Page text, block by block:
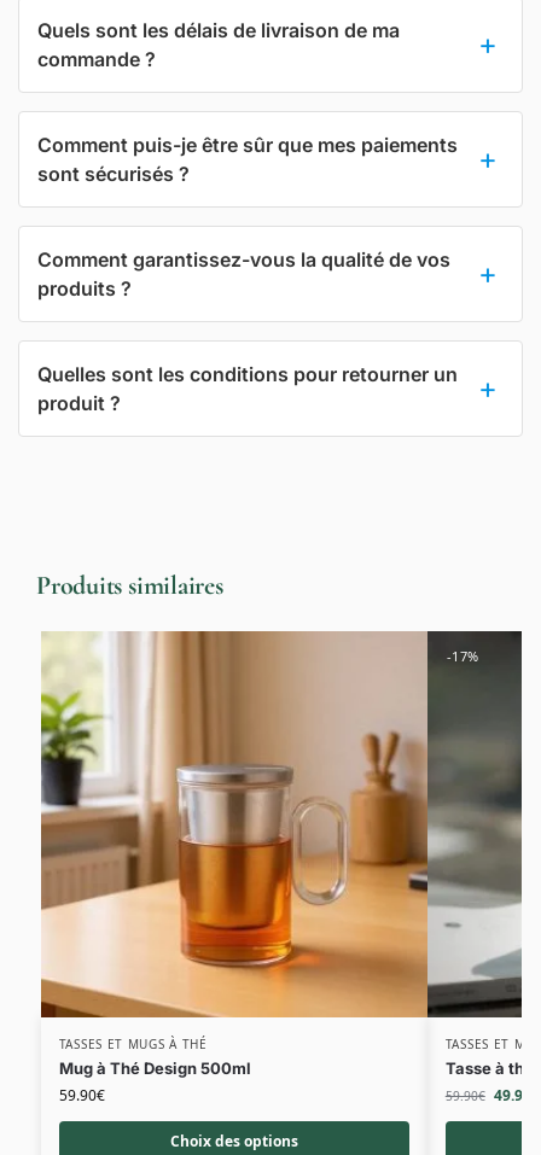
Quels sont les délais de livraison de ma
commande ?
Comment puis-je être sûr que mes paiements
sont sécurisés ?
Comment garantissez-vous la qualité de vos
produits ?
Quelles sont les conditions pour retourner un
produit ?
Produits similaires
TASSES ET MUGS À THÉ
Mug à Thé Design 500ml
59.90€
Choix des options
-17%
TASSES ET
Tasse à thé
59.90€ 49.90